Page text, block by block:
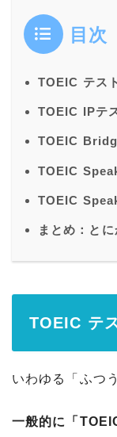
目次
TOEIC テスト
TOEIC IPテ
TOEIC
TOEIC
TOEIC
まとめ：と
TOEIC テ
いわゆる「ふつ
一般的に「